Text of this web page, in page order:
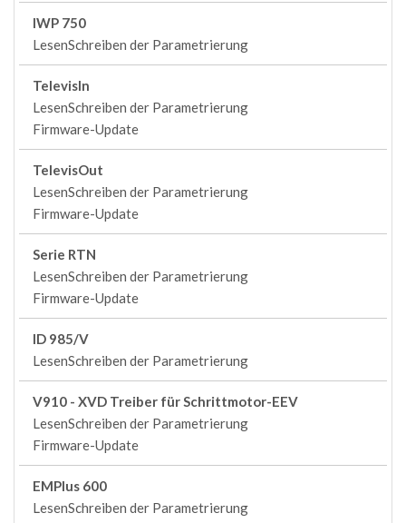
IWP 750
LesenSchreiben der Parametrierung
TelevisIn
LesenSchreiben der Parametrierung
Firmware-Update
TelevisOut
LesenSchreiben der Parametrierung
Firmware-Update
Serie RTN
LesenSchreiben der Parametrierung
Firmware-Update
ID 985/V
LesenSchreiben der Parametrierung
V910 - XVD Treiber für Schrittmotor-EEV
LesenSchreiben der Parametrierung
Firmware-Update
EMPlus 600
LesenSchreiben der Parametrierung